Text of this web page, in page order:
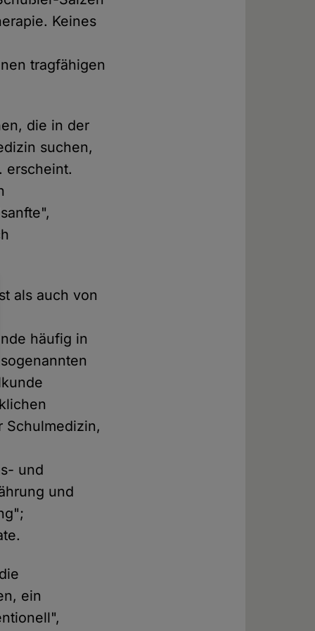
Keines
tragfähigen
die in der
suchen,
erscheint.
als auch von
häufig in
Schulmedizin,
und
und
ein